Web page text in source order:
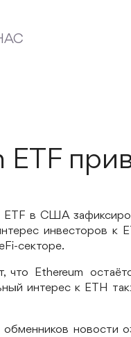
ETF
ETF в США
инвесторов к
секторе.
что Ethereum
интерес к ETH
новости